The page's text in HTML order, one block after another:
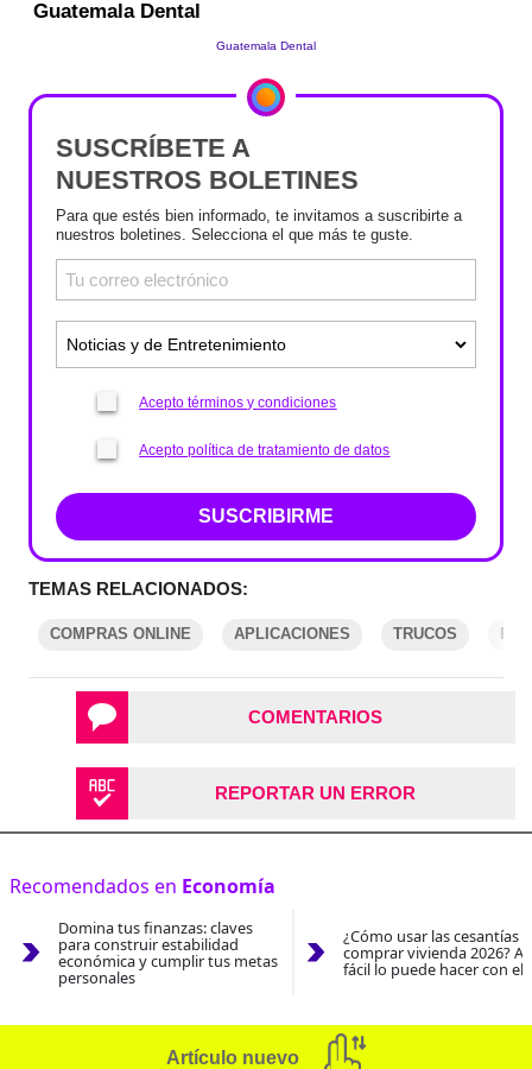
SUSCRÍBETE A
NUESTROS BOLETINES
Para que estés bien informado, te invitamos a suscribirte a
nuestros boletines. Selecciona el que más te guste.
Acepto términos y condiciones
Acepto política de tratamiento de datos
SUSCRIBIRME
TEMAS RELACIONADOS:
COMPRAS ONLINE APLICACIONES TRUCOS
COMENTARIOS
REPORTAR UN ERROR
Recomendados en Economía
Domina tus finanzas: claves
para construir estabilidad
económica y cumplir tus metas
personales
¿Cómo usar las cesantías
comprar vivienda 2026?
fácil lo puede hacer con el
Artículo nuevo